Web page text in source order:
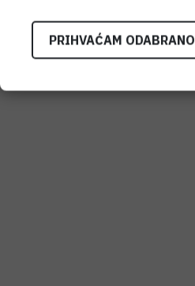
PRIHVAĆAM ODABRANO